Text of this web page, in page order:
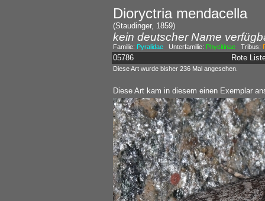
Dioryctria mendacella
(Staudinger, 1859)
kein deutscher Name
Familie: PyralidaeUnterfamilie: PhycitinaeTribus:
05786 Rote
Diese Art wurde bisher 236 Mal angesehen.
Diese Art kam in diesem einen Exemplar